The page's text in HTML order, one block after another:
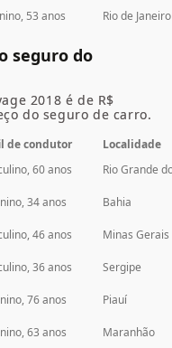
53 anos Rio de Janeiro
seguro do
2018 é de R$
do seguro de carro.
de condutor
Localidade
60 anos
Rio Grande
34 anos
Bahia
46 anos
Minas Gerais
36 anos
Sergipe
76 anos
Piauí
63 anos
Maranhão